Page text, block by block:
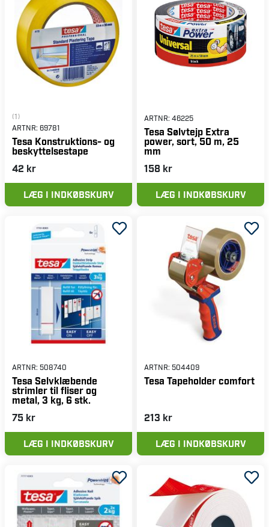
(1)
ARTNR: 69781
Tesa Konstruktions- og
beskyttelsestape
42 kr
LÆG I INDKØBSKURV
ARTNR: 46225
Tesa Sølvtejp Extra
power, sort, 50 m, 25
mm
158 kr
LÆG I INDKØBSKURV
ARTNR: 508740
Tesa Selvklæbende
strimler til fliser og
metal, 3 kg, 6 stk.
75 kr
LÆG I INDKØBSKURV
ARTNR: 504409
Tesa Tapeholder comfort
213 kr
LÆG I INDKØBSKURV